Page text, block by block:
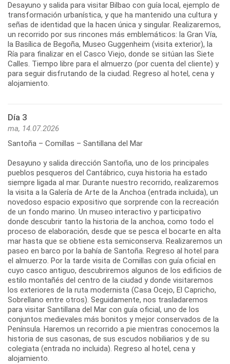
Desayuno y salida para visitar Bilbao con guía local, ejemplo de
transformación urbanística, y que ha mantenido una cultura y
señas de identidad que la hacen única y singular. Realizaremos,
un recorrido por sus rincones más emblemáticos: la Gran Vía,
la Basílica de Begoña, Museo Guggenheim (visita exterior), la
Ría para finalizar en el Casco Viejo, donde se sitúan las Siete
Calles. Tiempo libre para el almuerzo (por cuenta del cliente) y
para seguir disfrutando de la ciudad. Regreso al hotel, cena y
alojamiento.
Día 3
ma, 14.07.2026
Santoña – Comillas – Santillana del Mar
Desayuno y salida dirección Santoña, uno de los principales
pueblos pesqueros del Cantábrico, cuya historia ha estado
siempre ligada al mar. Durante nuestro recorrido, realizaremos
la visita a la Galería de Arte de la Anchoa (entrada incluida), un
novedoso espacio expositivo que sorprende con la recreación
de un fondo marino. Un museo interactivo y participativo
donde descubrir tanto la historia de la anchoa, como todo el
proceso de elaboración, desde que se pesca el bocarte en alta
mar hasta que se obtiene esta semiconserva. Realizaremos un
paseo en barco por la bahía de Santoña. Regreso al hotel para
el almuerzo. Por la tarde visita de Comillas con guía oficial en
cuyo casco antiguo, descubriremos algunos de los edificios de
estilo montañés del centro de la ciudad y donde visitaremos
los exteriores de la ruta modernista (Casa Ocejo, El Capricho,
Sobrellano entre otros). Seguidamente, nos trasladaremos
para visitar Santillana del Mar con guía oficial, uno de los
conjuntos medievales más bonitos y mejor conservados de la
Península. Haremos un recorrido a pie mientras conocemos la
historia de sus casonas, de sus escudos nobiliarios y de su
colegiata (entrada no incluida). Regreso al hotel, cena y
alojamiento.